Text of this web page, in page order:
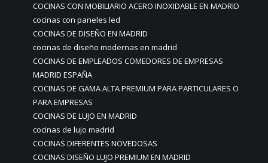
COCINAS CON MOBILIARIO ACERO INOXIDABLE EN MADRID
cocinas con paneles led
COCINAS DE DISEÑO EN MADRID
cocinas de diseño modernas en madrid
COCINAS DE EMPLEADOS COMEDORES DE EMPRESAS
MADRID ESPAÑA
COCINAS DE GAMA ALTA PREMIUM PARA PARTICULARES O
PARA EMPRESAS
COCINAS DE LUJO EN MADRID
cocinas de lujo madrid
COCINAS DIFERENTES NOVEDOSAS
COCINAS DISEÑO LUJO PREMIUM EN MADRID